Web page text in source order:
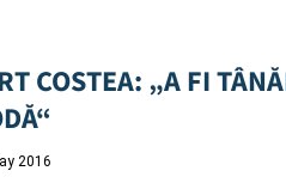
COSTEA: „A FI
2016